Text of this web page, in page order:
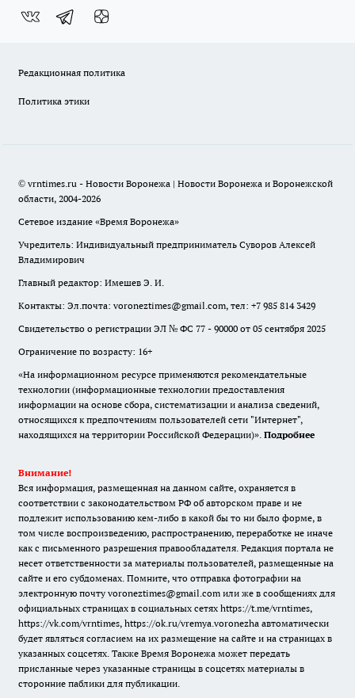
Редакционная политика
Политика этики
© vrntimes.ru - Новости Воронежа | Новости Воронежа и Воронежской
области, 2004-2026
Сетевое издание «Время Воронежа»
Учредитель: Индивидуальный предприниматель Суворов Алексей
Владимирович
Главный редактор: Имешев Э. И.
Контакты: Эл.почта: voroneztimes@gmail.com, тел: +7 985 814 3429
Свидетельство о регистрации ЭЛ № ФС 77 - 90000 от 05 сентября 2025
Ограничение по возрасту: 16+
«На информационном ресурсе применяются рекомендательные
технологии (информационные технологии предоставления
информации на основе сбора, систематизации и анализа сведений,
относящихся к предпочтениям пользователей сети "Интернет",
находящихся на территории Российской Федерации)». Подробнее
Внимание!
Вся информация, размещенная на данном сайте, охраняется в
соответствии с законодательством РФ об авторском праве и не
подлежит использованию кем-либо в какой бы то ни было форме, в
том числе воспроизведению, распространению, переработке не иначе
как с письменного разрешения правообладателя. Редакция портала не
несет ответственности за материалы пользователей, размещенные на
сайте и его субдоменах. Помните, что отправка фотографии на
электронную почту voroneztimes@gmail.com или же в сообщениях для
официальных страницах в социальных сетях https://t.me/vrntimes,
https://vk.com/vrntimes, https://ok.ru/vremya.voronezha автоматически
будет являться согласием на их размещение на сайте и на страницах в
указанных соцсетях. Также Время Воронежа может передать
присланные через указанные страницы в соцсетях материалы в
сторонние паблики для публикации.